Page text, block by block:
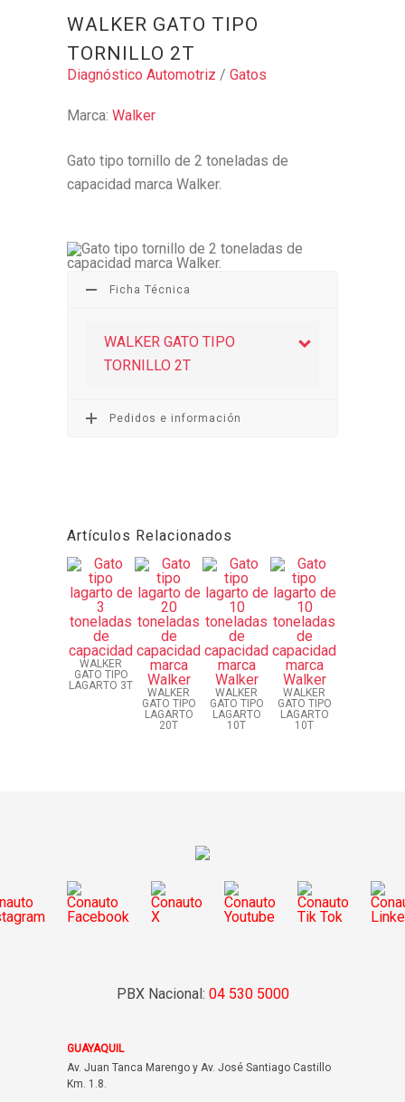
WALKER GATO TIPO
TORNILLO 2T
Diagnóstico Automotriz / Gatos
Marca: Walker
Gato tipo tornillo de 2 toneladas de
capacidad marca Walker.
Ficha Técnica
WALKER GATO TIPO
TORNILLO 2T
Pedidos e información
Artículos Relacionados
WALKER
GATO TIPO
LAGARTO 3T
WALKER
GATO TIPO
LAGARTO
20T
WALKER
GATO TIPO
LAGARTO
10T
WALKER
GATO TIPO
LAGARTO
10T
PBX Nacional: 04 530 5000
GUAYAQUIL
Av. Juan Tanca Marengo y Av. José Santiago Castillo
Km. 1.8.